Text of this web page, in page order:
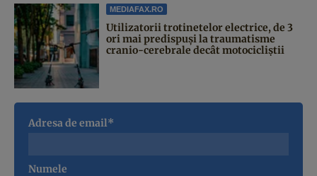
MEDIAFAX.RO
Utilizatorii trotinetelor electrice, de 3
ori mai predispuși la traumatisme
cranio-cerebrale decât motocicliștii
Adresa de email*
Numele